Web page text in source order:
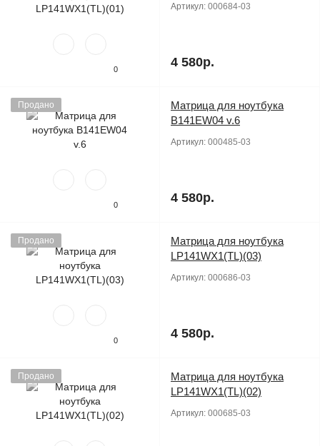
0
Артикул: 000684-03
4 580р.
Продано
0
Матрица для ноутбука
B141EW04 v.6
Артикул: 000485-03
4 580р.
Продано
0
Матрица для ноутбука
LP141WX1(TL)(03)
Артикул: 000686-03
4 580р.
Продано
Матрица для ноутбука
LP141WX1(TL)(02)
Артикул: 000685-03